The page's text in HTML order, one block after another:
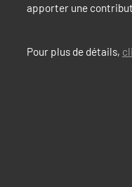
apporter une
Pour plus de détails,